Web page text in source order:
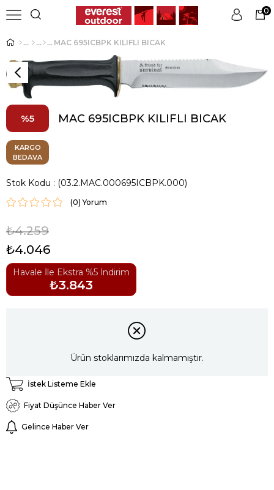
Üye Girişi Üye Ol
0
MAC 695ICBPK KILIFLI BICAK
5 MAC 695ICBPK KILIFLI BICAK
KARGO
BEDAVA
Stok Kodu (03.2.MAC.000695ICBPK.000)
(0)
₺4.259
₺4.046
Havale İle Ekstra %5 İndirim
₺3.843
Ürün stoklarımızda kalmamıştır.
İstek Listeme Ekle
Fiyat Düşünce Haber Ver
Gelince Haber Ver